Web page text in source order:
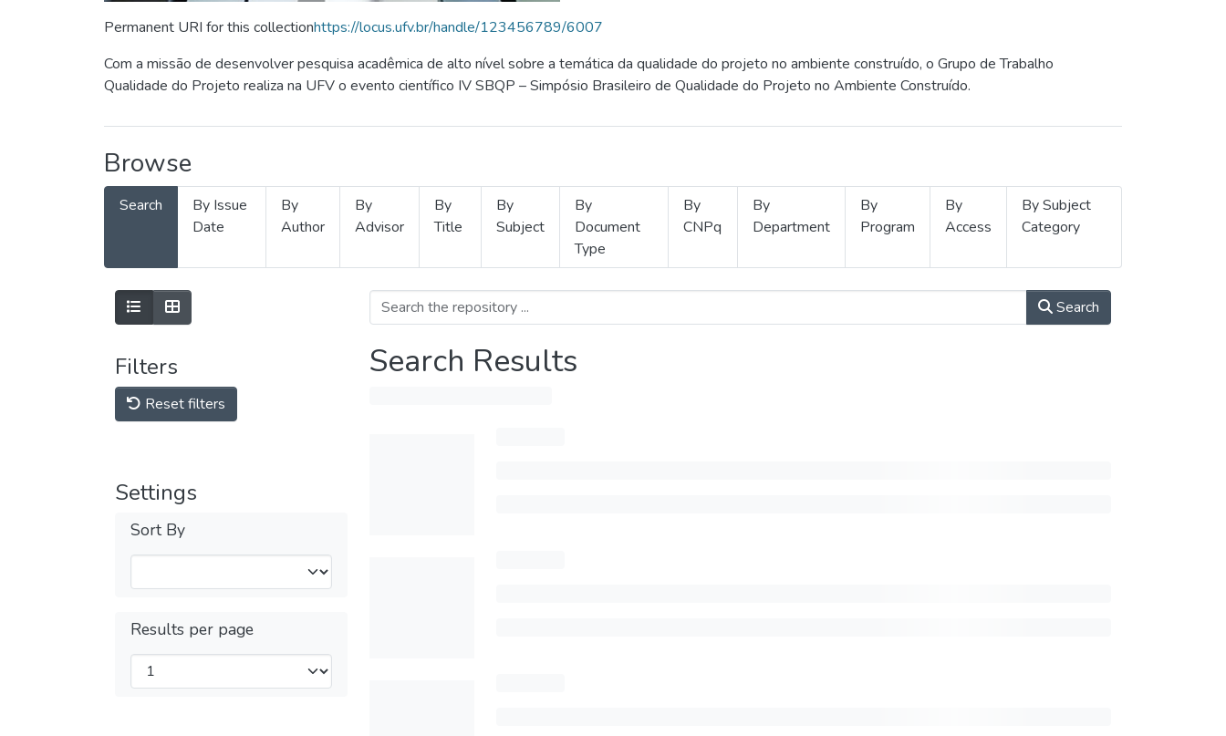
Permanent URI for this collectionhttps://locus.ufv.br/handle/123456789/6007
Com a missão de desenvolver pesquisa acadêmica de alto nível sobre a temática da qualidade do projeto no ambiente construído, o Grupo de Trabalho
Qualidade do Projeto realiza na UFV o evento científico IV SBQP – Simpósio Brasileiro de Qualidade do Projeto no Ambiente Construído.
Browse
Search
By Issue
Date
By
Author
By
Advisor
By
Title
By
Subject
By
Document
Type
By
CNPq
By
Department
By
Program
By
Access
By Subject
Category
Filters
Reset filters
Settings
Sort By
Results per page
Search
Search Results